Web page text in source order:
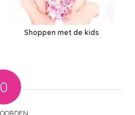
Shoppen met de kids
0